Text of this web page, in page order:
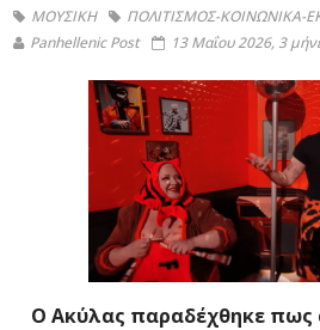
ΜΟΥΣΙΚΗ
ΠΟΛΙΤΙΣΜΟΣ-ΚΟΙΝΩΝΙΚΑ-
Panhellenic Post
13 Μαΐου 2026, 3
Ο Ακύλας παραδέχθηκε πως